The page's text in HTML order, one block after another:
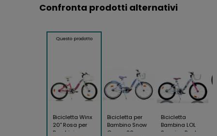
Confronta prodotti alternativi
Questo prodotto
Bicicletta Winx
20" Rosa per
Bambini con
Bicicletta per
Bambino Snow
Quuen 20
Bicicletta
Bambina LOL
Surprice Ruota